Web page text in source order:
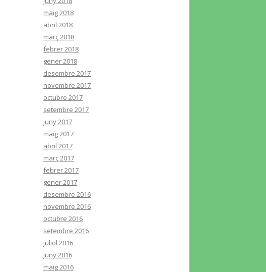
maig 2018
abril 2018
març 2018
febrer 2018
gener 2018
desembre 2017
novembre 2017
octubre 2017
setembre 2017
juny 2017
maig 2017
abril 2017
març 2017
febrer 2017
gener 2017
desembre 2016
novembre 2016
octubre 2016
setembre 2016
juliol 2016
juny 2016
maig 2016